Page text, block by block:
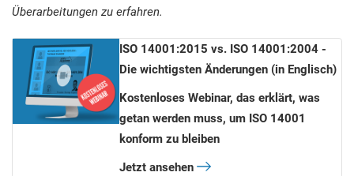
Überarbeitungen zu erfahren.
ISO 14001:2015 vs. ISO 14001:2004 -
Die wichtigsten Änderungen (in Englisch)
Kostenloses Webinar, das erklärt, was
getan werden muss, um ISO 14001
konform zu bleiben
Jetzt ansehen